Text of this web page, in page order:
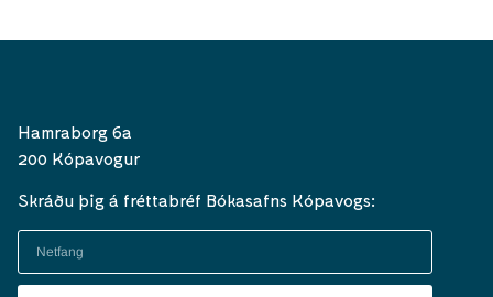
Hamraborg 6a
200 Kópavogur
Skráðu þig á fréttabréf Bókasafns Kópavogs: